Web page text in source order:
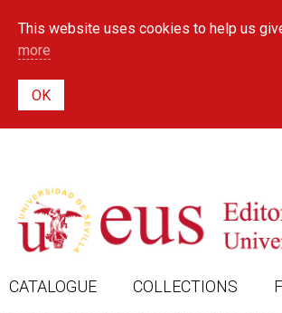
This website uses cookies to help us
more
CATALOGUE COLLECTIONS